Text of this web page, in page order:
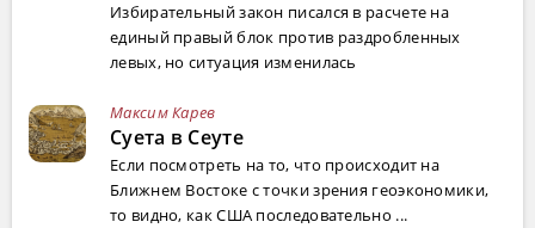
Избирательный закон писался в расчете на
единый правый блок против раздробленных
левых, но ситуация изменилась
Максим Карев
Суета в Сеуте
Если посмотреть на то, что происходит на
Ближнем Востоке с точки зрения геоэкономики,
то видно, как США последовательно ...